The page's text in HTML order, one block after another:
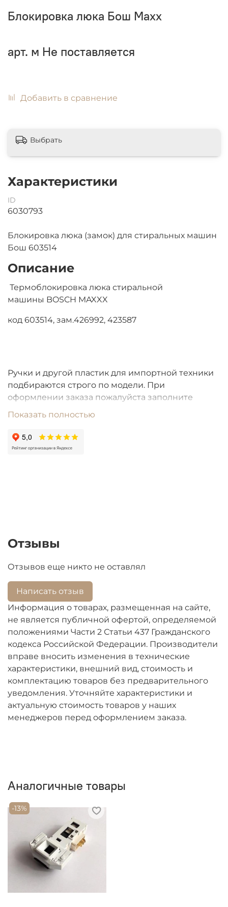
Блокировка люка Бош Махх
арт. м Не поставляется
Добавить в сравнение
Характеристики
ID
6030793
Блокировка люка (замок) для стиральных машин
Бош 603514
Описание
Термоблокировка люка стиральной
машины BOSCH MAXXX
код 603514, зам.426992, 423587
Ручки и другой пластик для импортной техники
подбираются строго по модели. При
оформлении заказа пожалуйста заполните
строку "модель".
Показать полностью
Выбрать
Отзывы
Отзывов еще никто не оставлял
Написать отзыв
Информация о товарах, размещенная на сайте,
не является публичной офертой, определяемой
положениями Части 2 Статьи 437 Гражданского
кодекса Российской Федерации. Производители
вправе вносить изменения в технические
характеристики, внешний вид, стоимость и
комплектацию товаров без предварительного
уведомления. Уточняйте характеристики и
актуальную стоимость товаров у наших
менеджеров перед оформлением заказа.
Аналогичные товары
-13%